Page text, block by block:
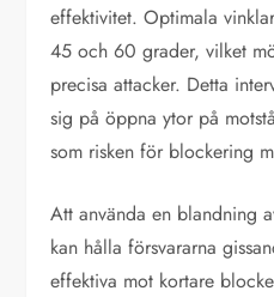
effektivitet. Optimala
45 och 60 grader, vilket
precisa attacker. Detta
sig på öppna ytor på
som risken för blockering
Att använda en blandning
kan hålla försvararna
effektiva mot kortare